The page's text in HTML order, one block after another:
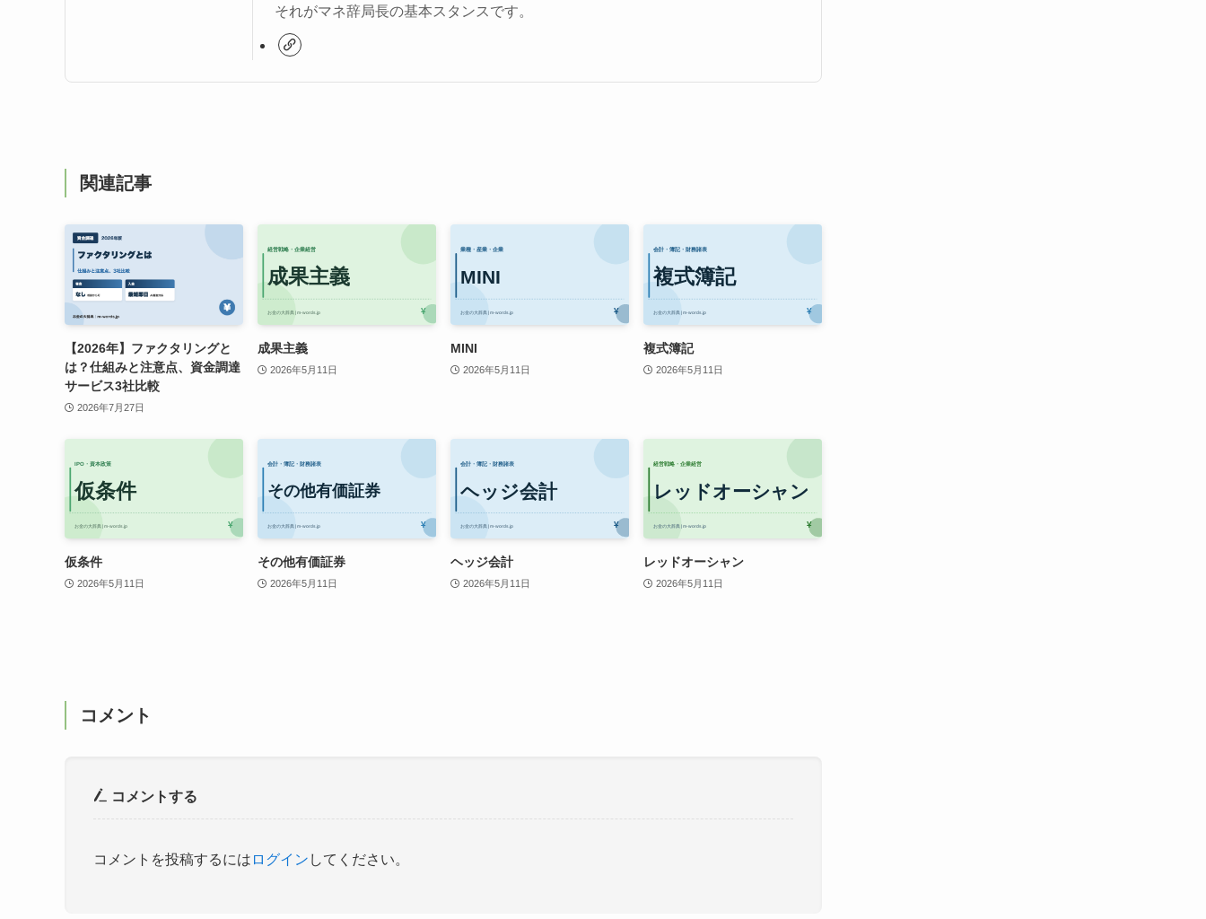
それがマネ辞局長の基本スタンスです。
関連記事
【2026年】ファクタリングと
は？仕組みと注意点、資金調達
サービス3社比較
2026年7月27日
成果主義
2026年5月11日
MINI
2026年5月11日
複式簿記
2026年5月11日
仮条件
2026年5月11日
その他有価証券
2026年5月11日
ヘッジ会計
2026年5月11日
レッドオーシャン
2026年5月11日
コメント
コメントする
コメントを投稿するには ログイン してください。